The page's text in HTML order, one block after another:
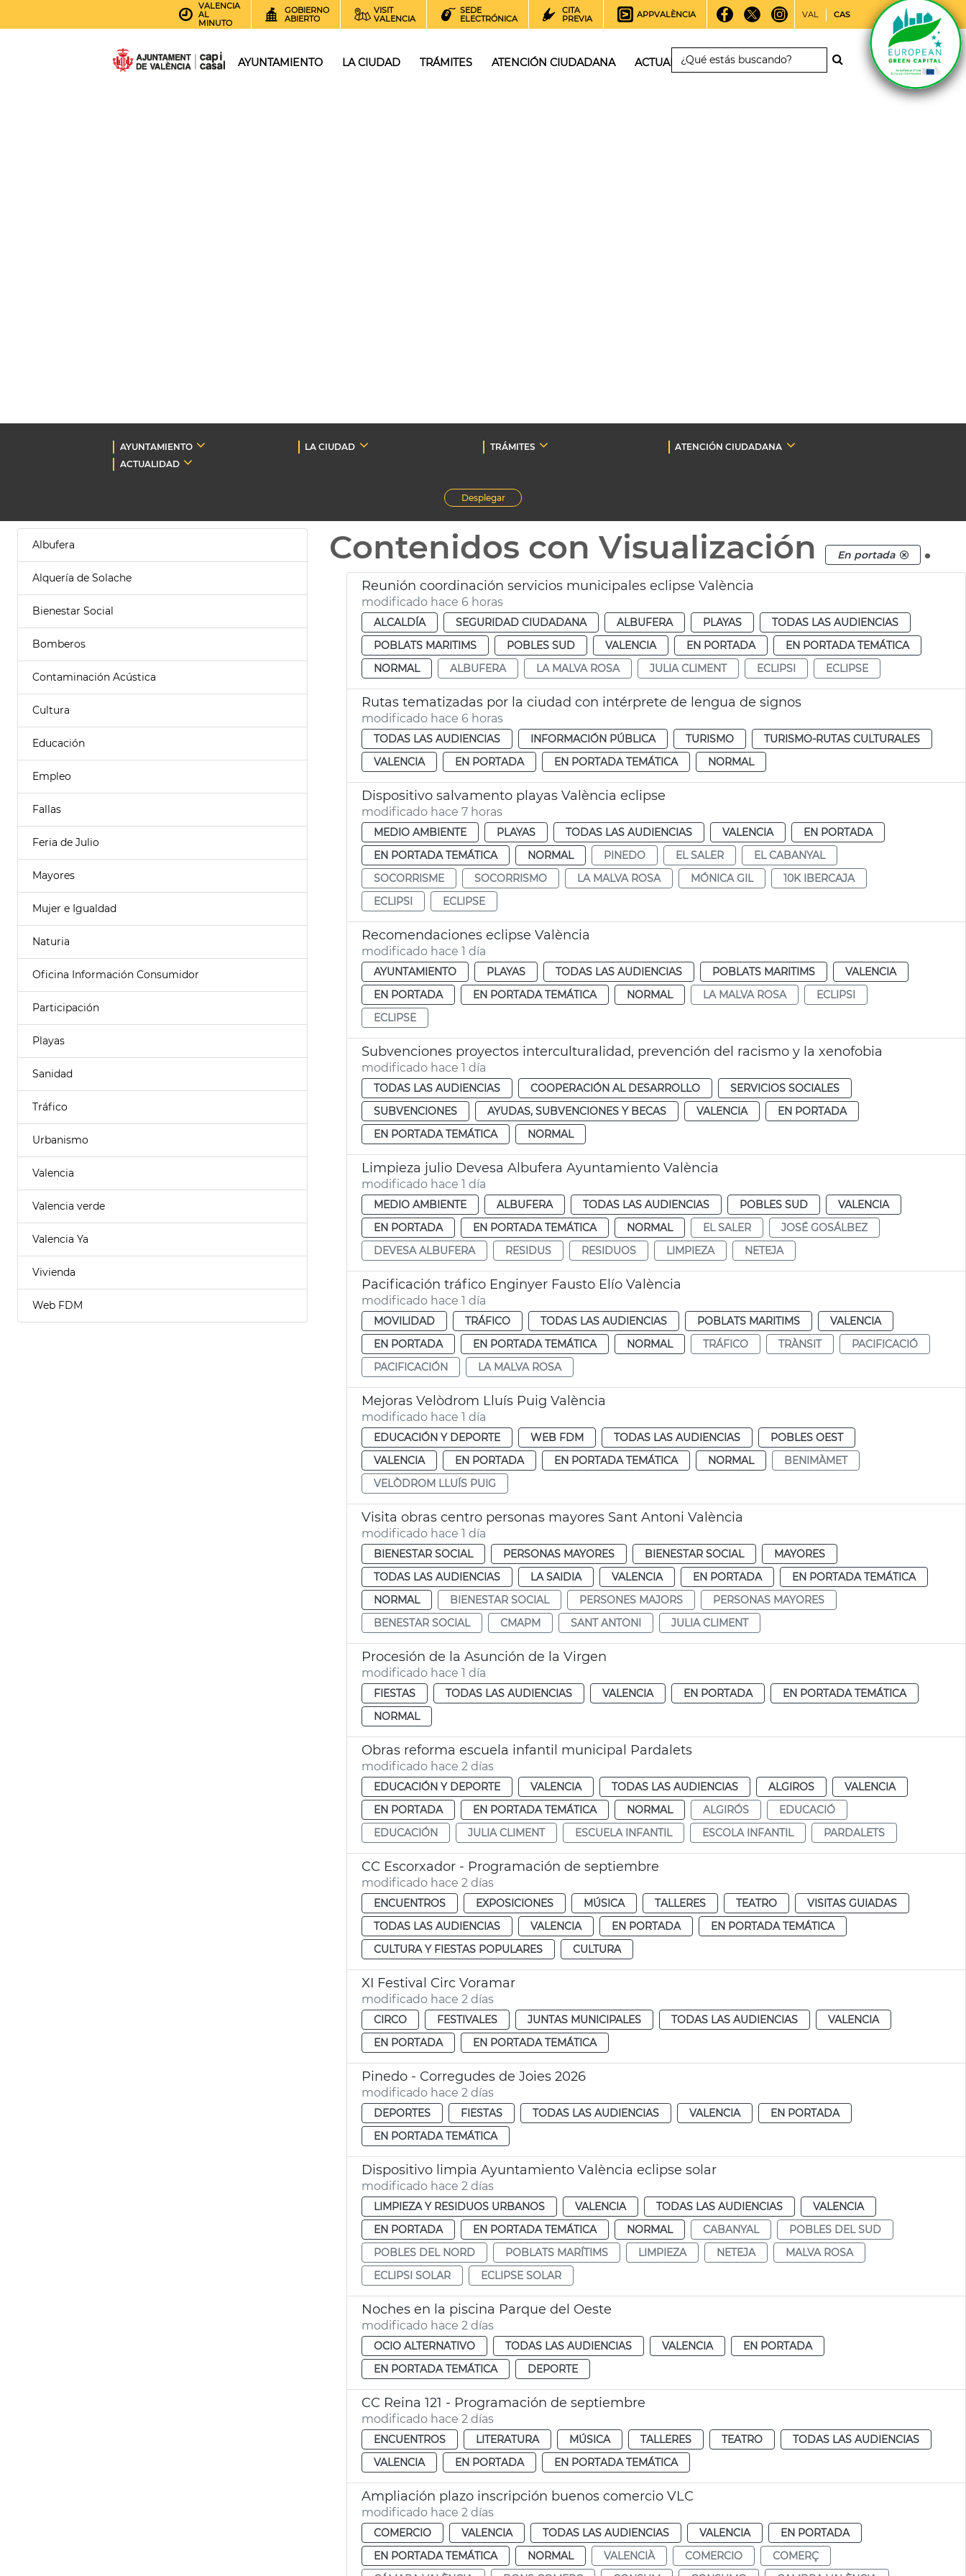
VALENCIA
AL
MINUTO
GOBIERNO
ABIERTO
VISIT
VALENCIA
SEDE
ELECTRÓNICA
CITA
PREVIA
APPVALÈNCIA VAL CAS
AYUNTAMIENTO LA CIUDAD TRÁMITES ATENCIÓN CIUDADANA ACTUALIDAD
AYUNTAMIENTO LA CIUDAD TRÁMITES
ATENCIÓN CIUDADANA
ACTUALIDAD
Desplegar
Albufera
Alquería de Solache
Bienestar Social
Bomberos
Contaminación Acústica
Cultura
Educación
Empleo
Fallas
Feria de Julio
Mayores
Mujer e Igualdad
Naturia
Oficina Información Consumidor
Participación
Playas
Sanidad
Tráfico
Urbanismo
Valencia
Valencia verde
Valencia Ya
Vivienda
Web FDM
Contenidos con Visualización En portada .
Reunión coordinación servicios municipales eclipse València
modificado hace 6 horas
ALCALDÍA SEGURIDAD CIUDADANA ALBUFERA PLAYAS
TODAS LAS AUDIENCIAS
POBLATS MARITIMS
POBLES SUD VALENCIA EN PORTADA
EN PORTADA TEMÁTICA
NORMAL
ALBUFERA LA MALVA ROSA JULIA CLIMENT ECLIPSI ECLIPSE
Rutas tematizadas por la ciudad con intérprete de lengua de signos
modificado hace 6 horas
TODAS LAS AUDIENCIAS INFORMACIÓN PÚBLICA TURISMO
TURISMO-RUTAS CULTURALES
VALENCIA
EN PORTADA EN PORTADA TEMÁTICA NORMAL
Dispositivo salvamento playas València eclipse
modificado hace 7 horas
MEDIO AMBIENTE PLAYAS TODAS LAS AUDIENCIAS VALENCIA
EN PORTADA
EN PORTADA TEMÁTICA
NORMAL PINEDO EL SALER
EL CABANYAL
SOCORRISME
SOCORRISMO LA MALVA ROSA MÓNICA GIL
10K IBERCAJA
ECLIPSI
ECLIPSE
Recomendaciones eclipse València
modificado hace 1 día
AYUNTAMIENTO PLAYAS TODAS LAS AUDIENCIAS POBLATS MARITIMS
VALENCIA
EN PORTADA
EN PORTADA TEMÁTICA NORMAL LA MALVA ROSA
ECLIPSI
ECLIPSE
Subvenciones proyectos interculturalidad, prevención del racismo y la xenofobia
modificado hace 1 día
TODAS LAS AUDIENCIAS COOPERACIÓN AL DESARROLLO
SERVICIOS SOCIALES
SUBVENCIONES
AYUDAS, SUBVENCIONES Y BECAS VALENCIA
EN PORTADA
EN PORTADA TEMÁTICA
NORMAL
Limpieza julio Devesa Albufera Ayuntamiento València
modificado hace 1 día
MEDIO AMBIENTE ALBUFERA TODAS LAS AUDIENCIAS POBLES SUD
VALENCIA
EN PORTADA
EN PORTADA TEMÁTICA NORMAL EL SALER
JOSÉ GOSÁLBEZ
DEVESA ALBUFERA
RESIDUS RESIDUOS LIMPIEZA NETEJA
Pacificación tráfico Enginyer Fausto Elío València
modificado hace 1 día
MOVILIDAD TRÁFICO TODAS LAS AUDIENCIAS POBLATS MARITIMS
VALENCIA
EN PORTADA
EN PORTADA TEMÁTICA NORMAL TRÁFICO TRÀNSIT
PACIFICACIÓ
PACIFICACIÓN
LA MALVA ROSA
Mejoras Velòdrom Lluís Puig València
modificado hace 1 día
EDUCACIÓN Y DEPORTE WEB FDM TODAS LAS AUDIENCIAS
POBLES OEST
VALENCIA
EN PORTADA EN PORTADA TEMÁTICA NORMAL
BENIMÀMET
VELÒDROM LLUÍS PUIG
Visita obras centro personas mayores Sant Antoni València
modificado hace 1 día
BIENESTAR SOCIAL PERSONAS MAYORES BIENESTAR SOCIAL
MAYORES
TODAS LAS AUDIENCIAS
LA SAIDIA VALENCIA EN PORTADA
EN PORTADA TEMÁTICA
NORMAL
BIENESTAR SOCIAL PERSONES MAJORS
PERSONAS MAYORES
BENESTAR SOCIAL
CMAPM SANT ANTONI JULIA CLIMENT
Procesión de la Asunción de la Virgen
modificado hace 1 día
FIESTAS TODAS LAS AUDIENCIAS VALENCIA EN PORTADA
EN PORTADA TEMÁTICA
NORMAL
Obras reforma escuela infantil municipal Pardalets
modificado hace 2 días
EDUCACIÓN Y DEPORTE VALENCIA TODAS LAS AUDIENCIAS ALGIROS
VALENCIA
EN PORTADA
EN PORTADA TEMÁTICA NORMAL ALGIRÓS
EDUCACIÓ
EDUCACIÓN
JULIA CLIMENT ESCUELA INFANTIL ESCOLA INFANTIL PARDALETS
CC Escorxador - Programación de septiembre
modificado hace 2 días
ENCUENTROS EXPOSICIONES MÚSICA TALLERES TEATRO
VISITAS GUIADAS
TODAS LAS AUDIENCIAS
VALENCIA EN PORTADA
EN PORTADA TEMÁTICA
CULTURA Y FIESTAS POPULARES
CULTURA
XI Festival Circ Voramar
modificado hace 2 días
CIRCO FESTIVALES JUNTAS MUNICIPALES TODAS LAS AUDIENCIAS
VALENCIA
EN PORTADA
EN PORTADA TEMÁTICA
Pinedo - Corregudes de Joies 2026
modificado hace 2 días
DEPORTES FIESTAS TODAS LAS AUDIENCIAS VALENCIA
EN PORTADA
EN PORTADA TEMÁTICA
Dispositivo limpia Ayuntamiento València eclipse solar
modificado hace 2 días
LIMPIEZA Y RESIDUOS URBANOS VALENCIA TODAS LAS AUDIENCIAS
VALENCIA
EN PORTADA
EN PORTADA TEMÁTICA NORMAL CABANYAL
POBLES DEL SUD
POBLES DEL NORD
POBLATS MARÍTIMS LIMPIEZA NETEJA
MALVA ROSA
ECLIPSI SOLAR
ECLIPSE SOLAR
Noches en la piscina Parque del Oeste
modificado hace 2 días
OCIO ALTERNATIVO TODAS LAS AUDIENCIAS VALENCIA
EN PORTADA
EN PORTADA TEMÁTICA
DEPORTE
CC Reina 121 - Programación de septiembre
modificado hace 2 días
ENCUENTROS LITERATURA MÚSICA TALLERES TEATRO
TODAS LAS AUDIENCIAS
VALENCIA
EN PORTADA EN PORTADA TEMÁTICA
Ampliación plazo inscripción buenos comercio VLC
modificado hace 2 días
COMERCIO VALENCIA TODAS LAS AUDIENCIAS VALENCIA
EN PORTADA
EN PORTADA TEMÁTICA
NORMAL VALENCIÀ COMERCIO
COMERÇ